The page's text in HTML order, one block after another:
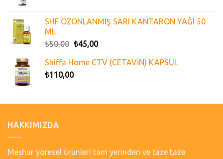
SHF OZONLANMIŞ SARI KANTARON YAĞI 50
ML
₺50,00 ₺45,00
Shiffa Home CTV (CETAVİN) KAPSÜL
₺110,00
HAKKIMIZDA
Meşhur yöresel ürünleri tam yerinden ve taze taze